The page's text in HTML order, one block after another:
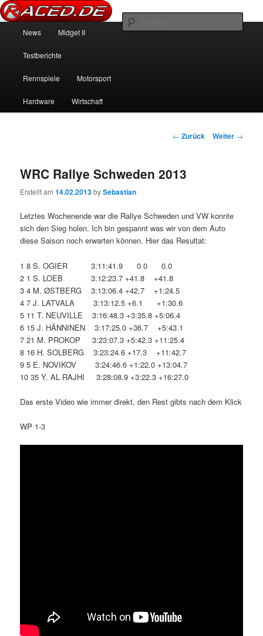
Raced.de
News über Rennspiele und der echten Autowelt
Zum Inhalt wechseln
Zum sekundären Inhalt wechseln
News Midget II
Testberichte
Rennspiele Motorsport
Hardware Wirtschaft
Beitrags-Navigation
← Zurück Weiter →
WRC Rallye Schweden 2013
Erstellt am14.02.2013bySebastian
Letztes Wochenende war die Rallye Schweden und VW konnte
sich den Sieg holen. Ich bin gespannt was wir von dem Auto
diese Saison noch erwarten können. Hier das Resultat:
1 8 S. OGIER 3:11:41.9 0.0 0.0
2 1 S. LOEB 3:12:23.7 +41.8 +41.8
3 4 M. ØSTBERG 3:13:06.4 +42.7 +1:24.5
4 7 J. LATVALA 3:13:12.5 +6.1 +1:30.6
5 11 T. NEUVILLE 3:16:48.3 +3:35.8 +5:06.4
6 15 J. HÄNNINEN 3:17:25.0 +36.7 +5:43.1
7 21 M. PROKOP 3:23:07.3 +5:42.3 +11:25.4
8 16 H. SOLBERG 3:23:24.6 +17.3 +11:42.7
9 5 E. NOVIKOV 3:24:46.6 +1:22.0 +13:04.7
10 35 Y. AL RAJHI 3:28:08.9 +3:22.3 +16:27.0
Das erste Video wie immer direkt, den Rest gibts nach dem Klick
WP 1-3